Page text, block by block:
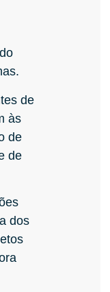
de
às
de
de
dos